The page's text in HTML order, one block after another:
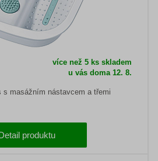
více než 5 ks skladem
u vás doma 12. 8.
s masážním nástavcem a třemi
produktu